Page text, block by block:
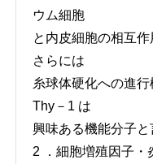
ウム細胞
と内皮細胞の相互
さらには
糸球体硬化への進
Thy－1 は
興味ある機能分子と
2 ．細胞増殖因子・